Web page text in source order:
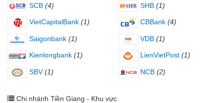
SCB (4) SHB (1)
VietCapitalBank (1) CBBank (4)
Saigonbank (1) VDB (1)
Kienlongbank (1) LienVietPost (1)
SBV (1) NCB (2)
Chi nhánh Tiền Giang - Khu vực